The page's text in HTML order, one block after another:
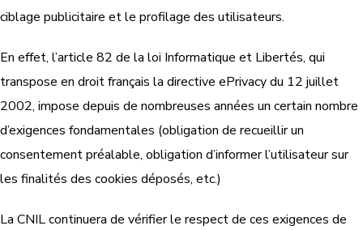
ciblage publicitaire et le profilage des utilisateurs.
En effet, l’article 82 de la loi Informatique et Libertés, qui
transpose en droit français la directive ePrivacy du 12 juillet
2002, impose depuis de nombreuses années un certain nombre
d’exigences fondamentales (obligation de recueillir un
consentement préalable, obligation d’informer l’utilisateur sur
les finalités des cookies déposés, etc.)
La CNIL continuera de vérifier le respect de ces exigences de